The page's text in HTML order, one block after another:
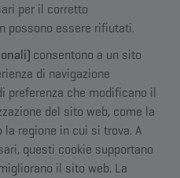
per il corretto
possono essere rifiutati.
consentono a un sito
di navigazione
preferenza che modificano il
del sito web, come la
regione in cui si trova. A
questi cookie supportano
il sito web. La